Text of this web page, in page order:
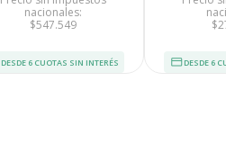
nacionales:
$547.549
DESDE 6 CUOTAS SIN INTERÉS DESDE 6
Nos avalan